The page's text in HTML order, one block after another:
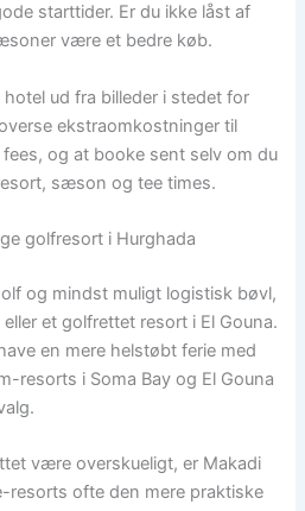
starttider. Er du ikke låst af
være et bedre køb.
ud fra billeder i stedet for
ekstraomkostninger til
og at booke sent selv om du
sæson og tee times.
golfresort i Hurghada
og mindst muligt logistisk bøvl,
et golfrettet resort i El Gouna.
en mere helstøbt ferie med
resorts i Soma Bay og El Gouna
være overskueligt, er Makadi
resorts ofte den mere praktiske